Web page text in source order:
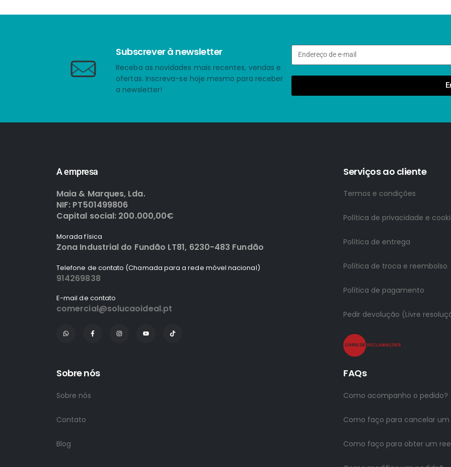
Subscrever à newsletter
Receba as novidades mais recentes, vendas e
ofertas. Inscreva-se hoje mesmo para receber
a newsletter!
A empresa
Maia & Marques, Lda.
NIF: PT501499806
Capital social: 200.000,00€
Morada física
Zona Industrial do Fundão LT81, 6230-483 Fundão
Telefone de contato (Chamada para a rede móvel nacional)
914269838
E-mail de contato
comercial@solucaoideal.pt
Serviços ao cliente
Termos e condições
Política de privacidade e
Política de entrega
Política de troca e reembolso
Política de pagamento
Pedir devolução (Livre
Sobre nós
Sobre nós
Contato
Blog
FAQs
Como acompanho o pedido?
Como faço para cancelar um
Como faço para obter um